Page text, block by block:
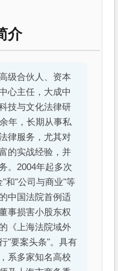
介
级合伙人、资本
心主任，大成中
技与文化法律研
年，长期从事私
律服务，尤其对
的实战经验，并
。2004年起多次
"和"公司与商业"等
中国法院首例适
事损害小股东权
《上海法院域外
"要案头条"。具有
系多家知名高校